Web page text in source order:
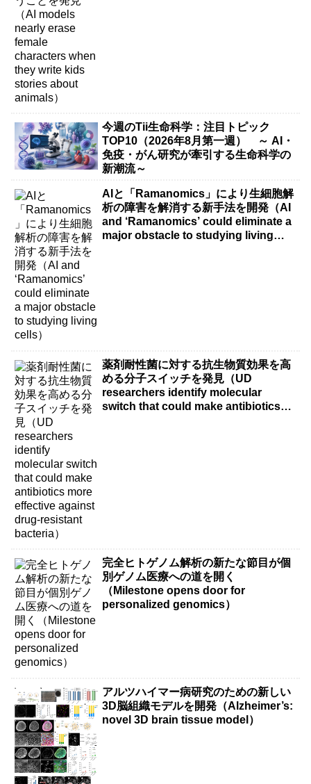
今週のTii生命科学：注目トピック
TOP10（2026年8月第一週） ～ AI・
免疫・がん研究が牽引する生命科学の
新潮流～
AIと「Ramanomics」により生細胞解
析の障害を解消する新手法を開発（AI
and ‘Ramanomics’ could eliminate a
major obstacle to studying living
薬剤耐性菌に対する抗生物質効果を高
める分子スイッチを発見（UD
researchers identify molecular
switch that could make antibiotics
完全ヒトゲノム解析の新たな節目が個
別ゲノム医療への道を開く
（Milestone opens door for
personalized genomics）
アルツハイマー病研究のための新しい
3D脳組織モデルを開発（Alzheimer’s:
novel 3D brain tissue model）